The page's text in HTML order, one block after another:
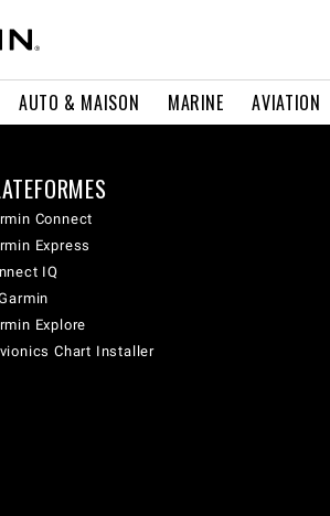
AUTO & MAISON MARINE AVIATION
Connect
Express
IQ
Explore
Chart Installer